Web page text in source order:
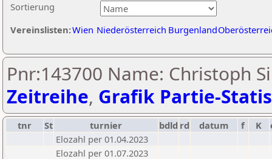
Sortierung
Vereinslisten:Wien Niederösterreich Burgenland
Pnr:143700 Name: Christoph
Zeitreihe, Grafik Partie-
tnr St turnier bdld rd datum f K
Elozahl per 01.04.2023
Elozahl per 01.07.2023